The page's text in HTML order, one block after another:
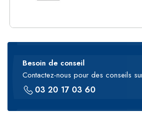
Besoin de conseil
Contactez-nous pour des conseils
03 20 17 03 60